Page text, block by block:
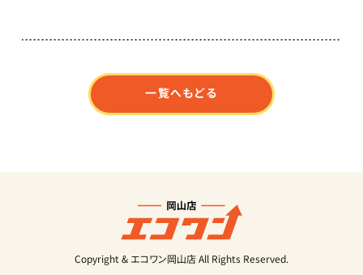
一覧へもどる
Copyright & エコワン岡山店 All Rights Reserved.